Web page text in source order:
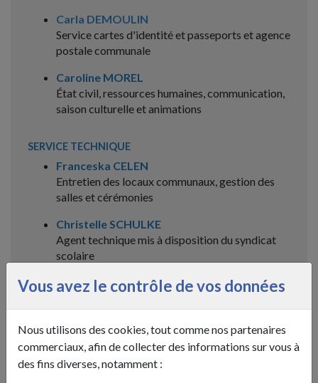
Vous avez le contrôle de vos données
Nous utilisons des cookies, tout comme nos partenaires
commerciaux, afin de collecter des informations sur vous à
des fins diverses, notamment :
Carla DEMOULIN
Service cartes d'identité et passeports et agence
postale communale
Caroline MOREL
État civil, ressources humaines, communication,
saison culturelle et animations
SERVICE TECHNIQUE
Franceska CELEN
Entretien des locaux communaux, gestion des
salles et cérémonies
Christelle SCHULKE
Agent technique mis à disposition du syndicat
scolaire
Sébastien DOUBLEMARD
ÉQUIPE TECHNIQUE
Fabrice COLET
Florence DEMARET